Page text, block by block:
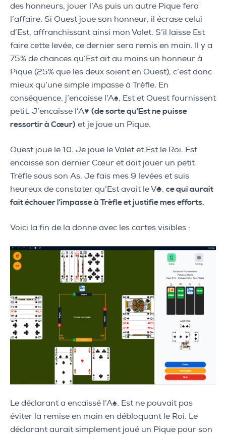
des honneurs, jouer l’As puis un autre Pique fera
l’affaire. Si Ouest joue son honneur, il écrase celui
d’Est, affranchissant ainsi mon Valet. S’il laisse Est
faire cette levée, ce dernier sera remis en main. Il y a
75% de chances qu’Est ait au moins un honneur à
Pique (25% que les deux soient en Ouest), c’est donc
mieux qu’une simple impasse à Trèfle. En
conséquence, j’encaisse l’A♠, Est et Ouest fournissent
petit. J’encaisse l’A♥ (de sorte qu’Est ne puisse
ressortir à Cœur) et je joue un Pique.
Ouest joue le 10. Je joue le Valet et Est le Roi. Est
encaisse son dernier Cœur et doit jouer un petit
Trèfle sous son As. Je fais mes 9 levées et suis
heureux de constater qu’Est avait le V♣, ce qui aurait
fait échouer l’impasse à Trèfle et justifie mes efforts.
Voici la fin de la donne avec les cartes visibles :
Le déclarant a encaissé l’A♠. Est ne pouvait pas
éviter la remise en main en débloquant le Roi. Le
déclarant aurait simplement joué un Pique pour son